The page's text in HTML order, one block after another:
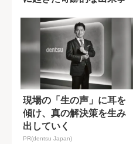
現場の「生の声」に耳を
傾け、真の解決策を生み
出していく
PR(dentsu Japan)